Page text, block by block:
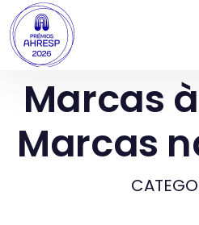
Marcas
Marcas